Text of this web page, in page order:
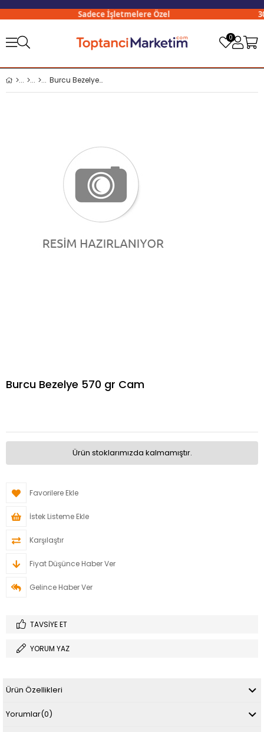
Sadece İşletmelere Özel
0
Burcu Bezelye 570 gr Cam
Burcu Bezelye 570 gr Cam
Ürün stoklarımızda kalmamıştır.
Favorilere Ekle
İstek Listeme Ekle
Karşılaştır
Fiyat Düşünce Haber Ver
Gelince Haber Ver
TAVSIYE ET
YORUM YAZ
Ürün Özellikleri
Yorumlar(0)